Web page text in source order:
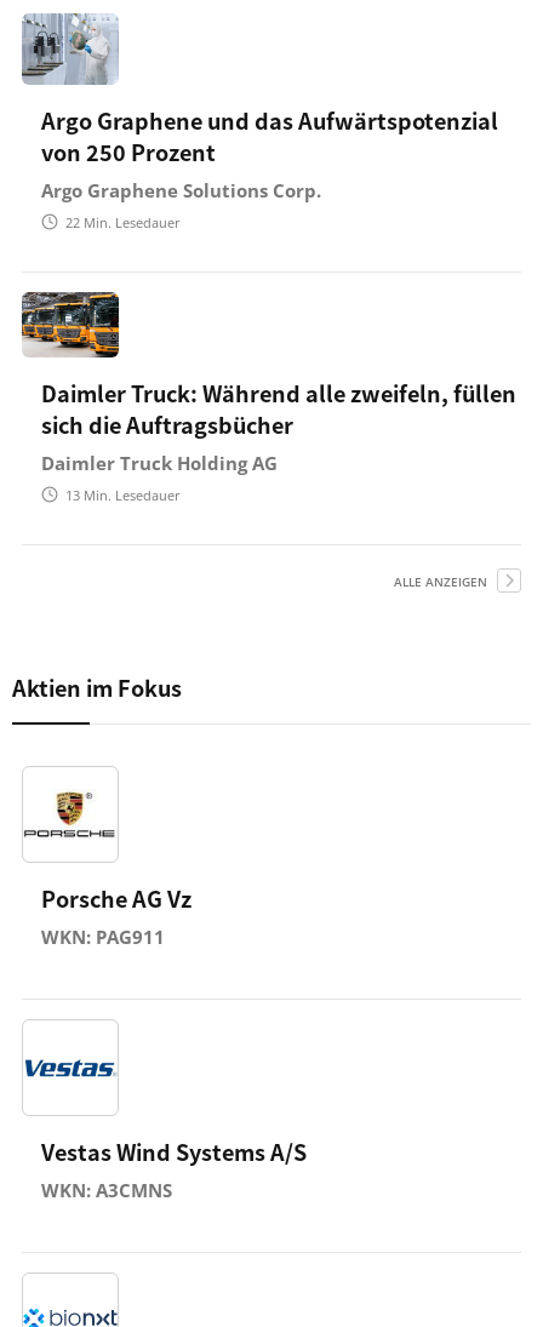
Argo Graphene und das Aufwärtspotenzial
von 250 Prozent
Argo Graphene Solutions Corp.
22 Min. Lesedauer
Daimler Truck: Während alle zweifeln, füllen
sich die Auftragsbücher
Daimler Truck Holding AG
13 Min. Lesedauer
ALLE ANZEIGEN
Aktien im Fokus
Porsche AG Vz
WKN: PAG911
Vestas Wind Systems A/S
WKN: A3CMNS